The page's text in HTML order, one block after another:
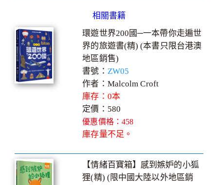
相關書籍
環遊世界200國─一本帶你走遍世
界的旅遊書(精) (本書只限台港澳
地區銷售)
書號： ZW05
作者：Malcolm Croft
庫存：0本
定價：580
優惠價格：458
庫存量不足。
【情緒百寶箱】感到嫉妒的小狐
狸(精) (限中國大陸以外地區銷